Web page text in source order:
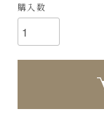
購入数